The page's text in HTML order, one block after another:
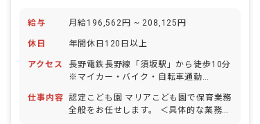
給与 月給196,562円 ~ 208,125円
休日 年間休日120日以上
アクセス
長野電鉄長野線「須坂駅」から徒歩10分
※マイカー・バイク・自転車通勤
住宅街の中の静かな場所にありますが大
きな通りに面しており、車通勤もしやす
仕事内容 認定こども園 マリアこども園で保育業務
全般をお任せします。 ＜具体的な業務内